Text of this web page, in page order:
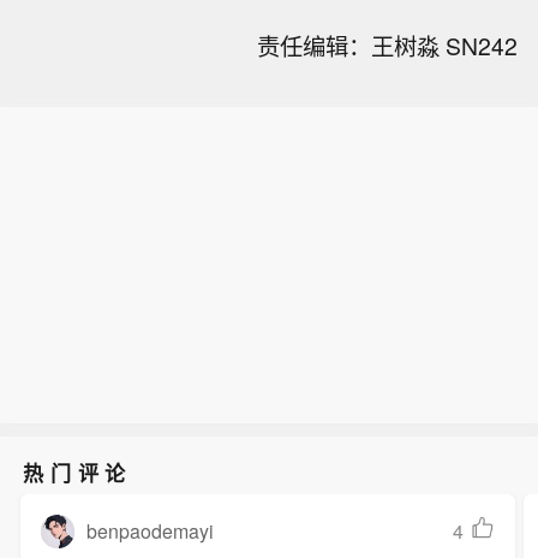
责任编辑：王树淼 SN242
热门评论
benpaodemayi 4